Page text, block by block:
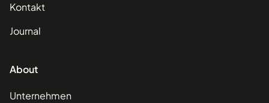
Kontakt
Journal
About
Footer Sitemap Navigation
Unternehmen